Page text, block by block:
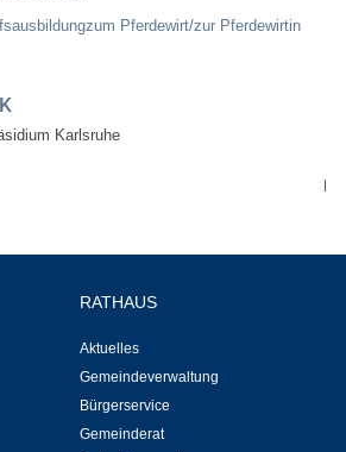
Pferdewirt/zur Pferdewirtin
Karlsruhe
|
RATHAUS
Aktuelles
Gemeindeverwaltung
Bürgerservice
Gemeinderat